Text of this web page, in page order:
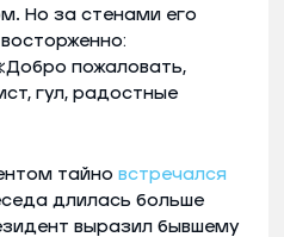
Но за стенами его
пожаловать,
гул, радостные
тайно встречался
длилась больше
выразил бывшему